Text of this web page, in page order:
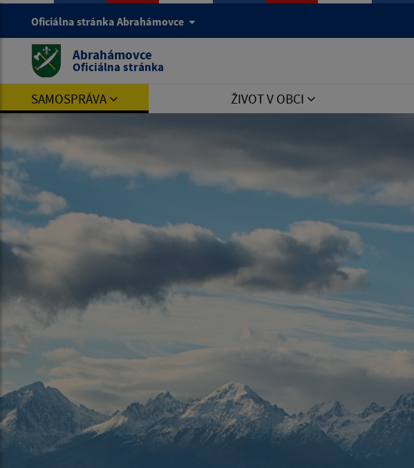
Oficiálna stránka Abrahámovce
Abrahámovce
Oficiálna stránka
SAMOSPRÁVA ŽIVOT V OBCI